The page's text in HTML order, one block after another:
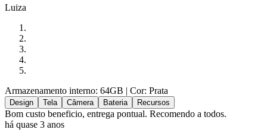
Luiza
Armazenamento interno: 64GB | Cor: Prata
Design Tela Câmera Bateria Recursos
Bom custo beneficio, entrega pontual. Recomendo a todos.
há quase 3 anos